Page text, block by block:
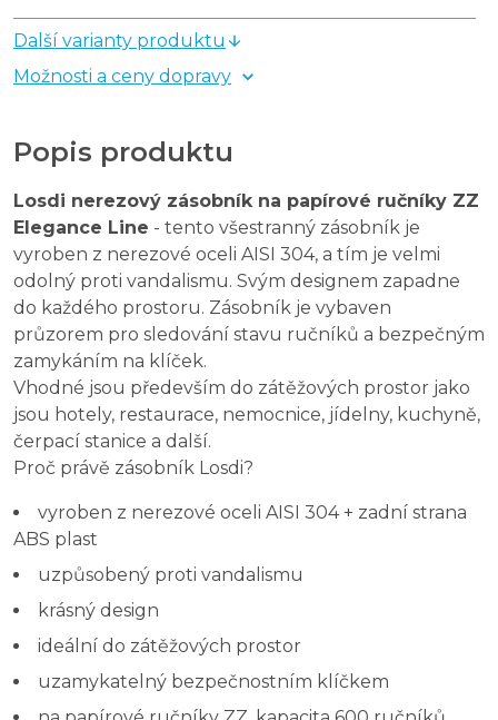
Další varianty produktu
Možnosti a ceny dopravy
Popis produktu
Losdi nerezový zásobník na papírové ručníky ZZ
Elegance Line - tento všestranný zásobník je
vyroben z nerezové oceli AISI 304, a tím je velmi
odolný proti vandalismu. Svým designem zapadne
do každého prostoru. Zásobník je vybaven
průzorem pro sledování stavu ručníků a bezpečným
zamykáním na klíček.
Vhodné jsou především do zátěžových prostor jako
jsou hotely, restaurace, nemocnice, jídelny, kuchyně,
čerpací stanice a další.
Proč právě zásobník Losdi?
vyroben z nerezové oceli AISI 304 + zadní strana
ABS plast
uzpůsobený proti vandalismu
krásný design
ideální do zátěžových prostor
uzamykatelný bezpečnostním klíčkem